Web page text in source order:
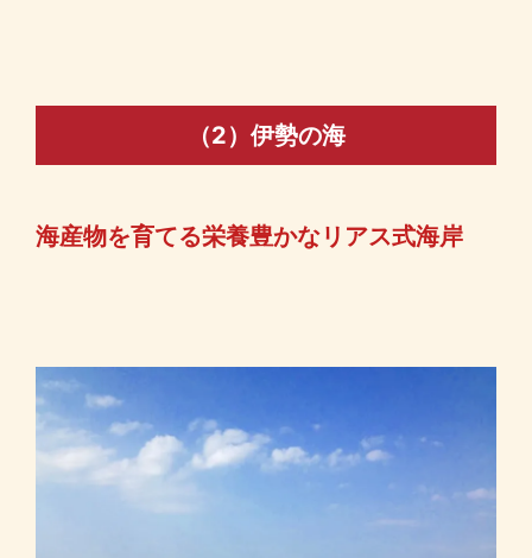
（2）伊勢の海
海産物を育てる栄養豊かなリアス式海岸